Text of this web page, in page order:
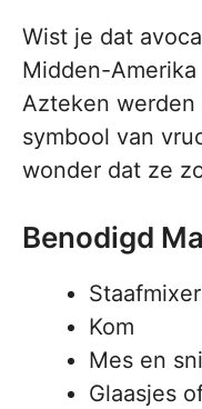
Wist je dat
Midden-
Azteken werden
symbool van
wonder dat ze
Benodigd
Kom
Mes en
Glaasjes